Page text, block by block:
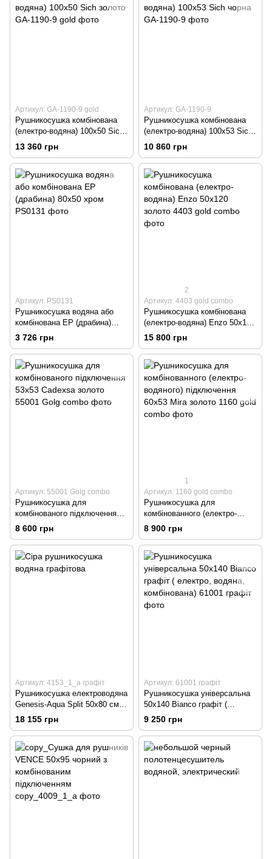
Артикул: GA-1190-9 gold
Рушникосушка комбінована
(електро-водяна) 100х50 Sich
золото
13 360 грн
Артикул: GA-1190-9
Рушникосушка комбінована
(електро-водяна) 100х53 Sich
чорна
10 860 грн
Артикул: PS0131
Рушникосушка водяна або
комбінована EP (драбина)
80х50 хром
3 726 грн
2
Артикул: 4403 gold combo
Рушникосушка комбінована
(електро-водяна) Enzo 50х120
золото
15 800 грн
Артикул: 55001 Golg combo
Рушникосушка для
комбінованого підключення
53х53 Cadexsa золото
8 600 грн
1
Артикул: 1160 gold combo
Рушникосушка для
комбінованного (електро-
водяного) підключення 60х53
Mira золото
8 900 грн
Артикул: 4153_1_a графіт
Рушникосушка електроводяна
Genesis-Aqua Split 50х80 см
графіт
18 155 грн
Артикул: 61001 графіт
Рушникосушка універсальна
50х140 Bianco графіт (
електро, водяна, комбінована)
9 250 грн